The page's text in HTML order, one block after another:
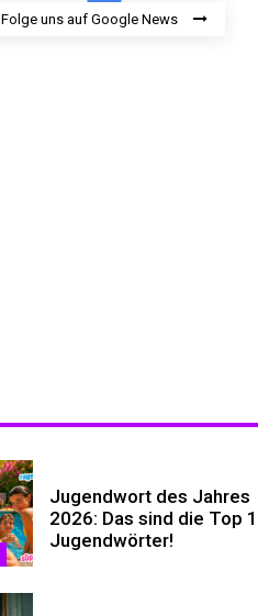
Folge uns auf Google News
Jugendwort des Jahres
2026: Das sind die Top
Jugendwörter!